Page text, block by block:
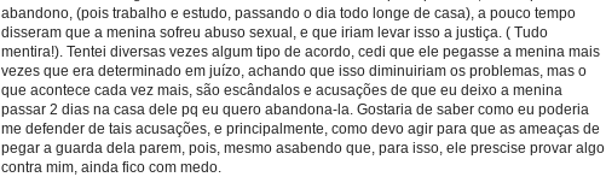
abandono, (pois trabalho e estudo, passando o dia todo longe de casa), a pouco tempo
disseram que a menina sofreu abuso sexual, e que iriam levar isso a justiça. ( Tudo
mentira!). Tentei diversas vezes algum tipo de acordo, cedi que ele pegasse a menina mais
vezes que era determinado em juízo, achando que isso diminuiriam os problemas, mas o
que acontece cada vez mais, são escândalos e acusações de que eu deixo a menina
passar 2 dias na casa dele pq eu quero abandona-la. Gostaria de saber como eu poderia
me defender de tais acusações, e principalmente, como devo agir para que as ameaças de
pegar a guarda dela parem, pois, mesmo asabendo que, para isso, ele prescise provar algo
contra mim, ainda fico com medo.